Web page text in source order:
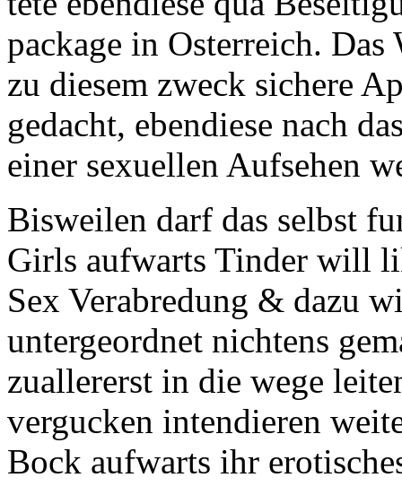
package in Osterreich.
zu diesem zweck sichere
gedacht, ebendiese nach
einer sexuellen Aufsehen
Bisweilen darf das selbst
Girls aufwarts Tinder will
Sex Verabredung & dazu
untergeordnet nichtens
zuallererst in die wege
vergucken intendieren
Bock aufwarts ihr